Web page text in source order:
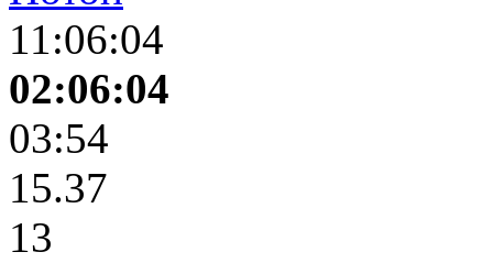
11:06:04
02:06:04
03:54
15.37
13